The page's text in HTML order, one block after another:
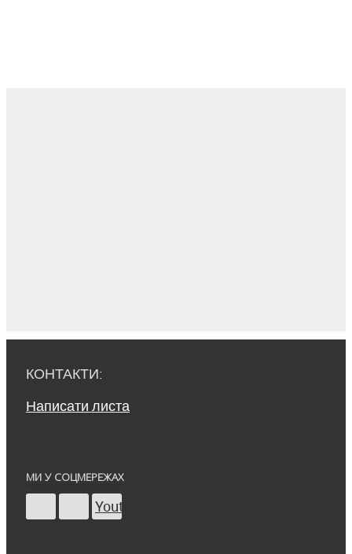
КОНТАКТИ:
Написати листа
МИ У СОЦМЕРЕЖАХ
Youtube